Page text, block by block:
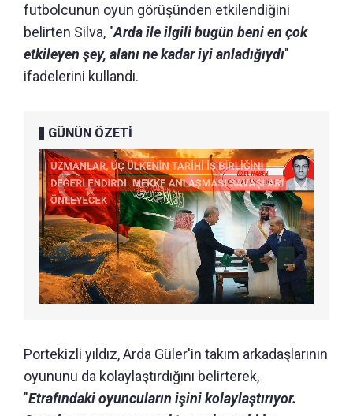
futbolcunun oyun görüşünden etkilendiğini
belirten Silva, "Arda ile ilgili bugün beni en çok
etkileyen şey, alanı ne kadar iyi anladığıydı"
ifadelerini kullandı.
GÜNÜN ÖZETİ
Portekizli yıldız, Arda Güler'in takım arkadaşlarının
oyununu da kolaylaştırdığını belirterek,
"Etrafındaki oyuncuların işini kolaylaştırıyor.